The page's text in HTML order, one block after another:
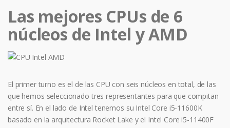
Las mejores CPUs de 6
núcleos de Intel y AMD
El primer turno es el de las CPU con seis núcleos en total, de las
que hemos seleccionado tres representantes para que compitan
entre sí. En el lado de Intel tenemos su Intel Core i5-11600K
basado en la arquitectura Rocket Lake y el Intel Core i5-11400F